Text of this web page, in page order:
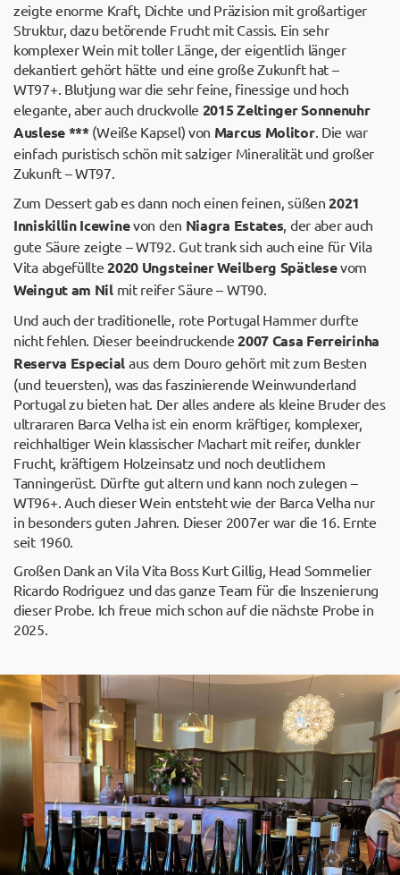
zeigte enorme Kraft, Dichte und Präzision mit großartiger
Struktur, dazu betörende Frucht mit Cassis. Ein sehr
komplexer Wein mit toller Länge, der eigentlich länger
dekantiert gehört hätte und eine große Zukunft hat –
WT97+. Blutjung war die sehr feine, finessige und hoch
elegante, aber auch druckvolle 2015 Zeltinger Sonnenuhr
Auslese ***(Weiße Kapsel) von Marcus Molitor. Die war
einfach puristisch schön mit salziger Mineralität und großer
Zukunft – WT97.
Zum Dessert gab es dann noch einen feinen, süßen2021
Inniskillin Icewinevon den Niagra Estates, der aber auch
gute Säure zeigte – WT92. Gut trank sich auch eine für Vila
Vita abgefüllte2020 Ungsteiner Weilberg Spätlesevom
Weingut am Nilmit reifer Säure – WT90.
Und auch der traditionelle, rote Portugal Hammer durfte
nicht fehlen. Dieser beeindruckende2007 Casa Ferreirinha
Reserva Especial aus dem Douro gehört mit zum Besten
(und teuersten), was das faszinierende Weinwunderland
Portugal zu bieten hat. Der alles andere als kleine Bruder des
ultrararen Barca Velha ist ein enorm kräftiger, komplexer,
reichhaltiger Wein klassischer Machart mit reifer, dunkler
Frucht, kräftigem Holzeinsatz und noch deutlichem
Tanningerüst. Dürfte gut altern und kann noch zulegen –
WT96+. Auch dieser Wein entsteht wie der Barca Velha nur
in besonders guten Jahren. Dieser 2007er war die 16. Ernte
seit 1960.
Großen Dank an Vila Vita Boss Kurt Gillig, Head Sommelier
Ricardo Rodriguez und das ganze Team für die Inszenierung
dieser Probe. Ich freue mich schon auf die nächste Probe in
2025.